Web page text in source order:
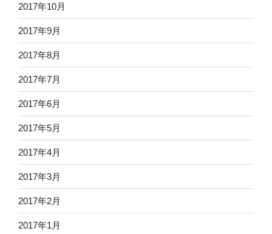
2017年10月
2017年9月
2017年8月
2017年7月
2017年6月
2017年5月
2017年4月
2017年3月
2017年2月
2017年1月